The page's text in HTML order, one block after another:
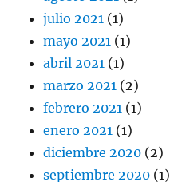
julio 2021 (1)
mayo 2021 (1)
abril 2021 (1)
marzo 2021 (2)
febrero 2021 (1)
enero 2021 (1)
diciembre 2020 (2)
septiembre 2020 (1)